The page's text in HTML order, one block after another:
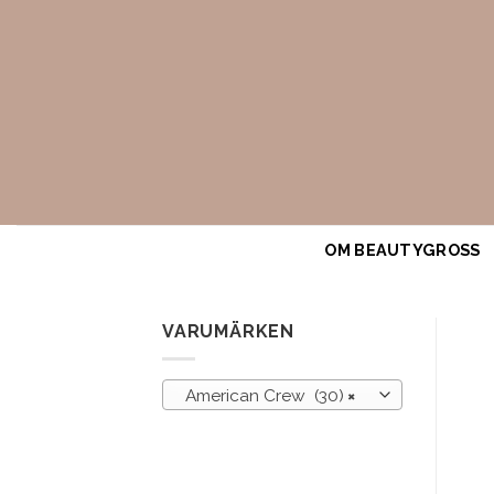
OM BEAUTYGROSS
VARUMÄRKEN
×
American Crew (30)